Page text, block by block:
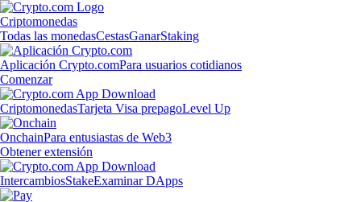
Criptomonedas
Todas las monedasCestasGanarStaking
Aplicación Crypto.comPara usuarios cotidianos
Comenzar
CriptomonedasTarjeta Visa prepagoLevel Up
OnchainPara entusiastas de Web3
Obtener extensión
IntercambiosStakeExaminar DApps